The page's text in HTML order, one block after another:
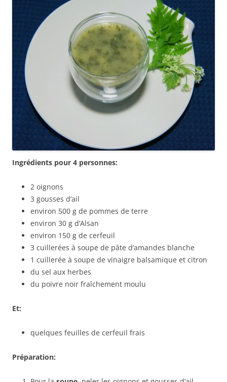
Ingrédients pour 4 personnes:
2 oignons
3 gousses d’ail
environ 500 g de pommes de terre
environ 30 g d’Alsan
environ 150 g de cerfeuil
3 cuillerées à soupe de pâte d’amandes blanche
1 cuillerée à soupe de vinaigre balsamique et citron
du sel aux herbes
du poivre noir fraîchement moulu
Et:
quelques feuilles de cerfeuil frais
Préparation: